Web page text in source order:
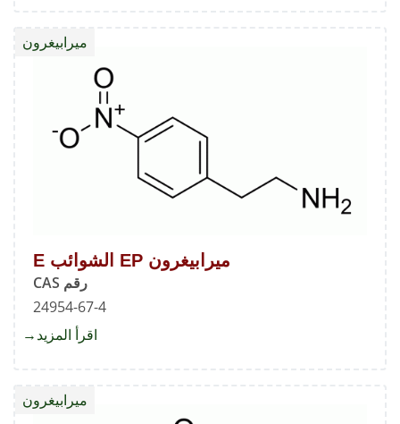
ميرابيغرون EP الشوائب E
رقم CAS
24954-67-4
ميرابيغرون
اقرأ المزيد
ميرابيغرون